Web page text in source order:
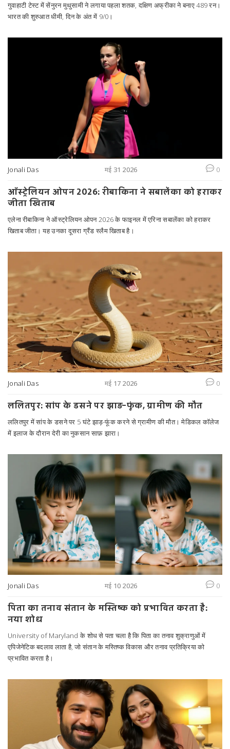
गुवाहाटी टेस्ट में सेंनुरन मुथुसामी ने लगाया पहला शतक, दक्षिण अफ्रीका ने बनाए 489 रन।
भारत की शुरुआत धीमी, दिन के अंत में 9/0।
Jonali Das मई 31 2026 0
ऑस्ट्रेलियन ओपन 2026: रीबाकिना ने सबालेंका को हराकर
जीता खिताब
एलेना रीबाकिना ने ऑस्ट्रेलियन ओपन 2026 के फाइनल में एरिना सबालेंका को हराकर
खिताब जीता। यह उनका दूसरा ग्रैंड स्लैम खिताब है।
Jonali Das मई 17 2026 0
ललितपुर: सांप के डसने पर झाड़-फूंक, ग्रामीण की मौत
ललितपुर में सांप के डसने पर 5 घंटे झाड़-फूंक करने से ग्रामीण की मौत। मेडिकल कॉलेज
में इलाज के दौरान देरी का नुकसान साफ़ झारा।
Jonali Das मई 10 2026 0
पिता का तनाव संतान के मस्तिष्क को प्रभावित करता है:
नया शोध
University of Maryland के शोध से पता चला है कि पिता का तनाव शुक्राणुओं में
एपिजेनेटिक बदलाव लाता है, जो संतान के मस्तिष्क विकास और तनाव प्रतिक्रिया को
प्रभावित करता है।